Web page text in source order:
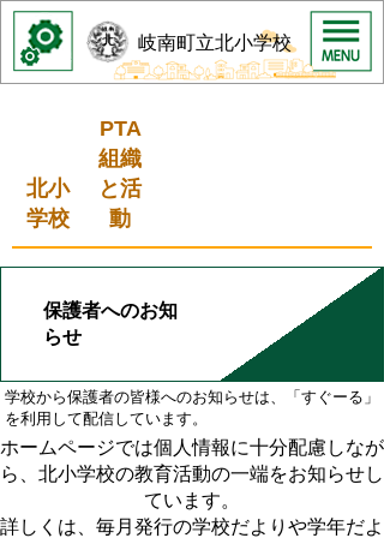
岐南町立北小学校
北小
学校
PTA
組織
と活
動
保護者へのお知
らせ
学校から保護者の皆様へのお知らせは、「すぐーる」
を利用して配信しています。
ホームページでは個人情報に十分配慮しなが
ら、北小学校の教育活動の一端をお知らせし
ています。
詳しくは、毎月発行の学校だよりや学年だよ